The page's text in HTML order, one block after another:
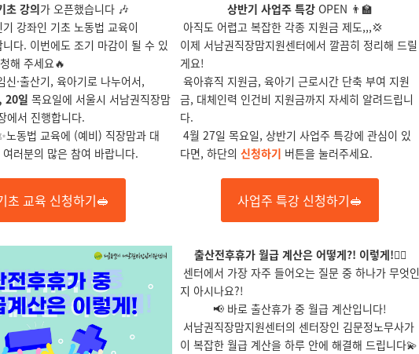
초 강의가 오픈했습니다 🎶
강좌인 기초 노동법 교육이
다. 이번에도 조기 마감이 될 수 있
해 주세요🔥
신·출산기, 육아기로 나누어서,
20일 목요일에 서울시 서남권직장맘
에서 진행합니다.
노동법 교육에 (예비) 직장맘과 대
러분의 많은 참여 바랍니다.
초 교육 신청하기🥪
상반기 사업주 특강 OPEN 👨‍🏫
아직도 어렵고 복잡한 각종 지원금 제도,,,💢
이제 서남권직장맘지원센터에서 깔끔히 정리해 드릴
게요!
육아휴직 지원금, 육아기 근로시간 단축 부여 지원
금, 대체인력 인건비 지원금까지 자세히 알려드립니
다.
4월 27일 목요일, 상반기 사업주 특강에 관심이 있
다면, 하단의 신청하기 버튼을 눌러주세요.
사업주 특강 신청하기🥪
출산전후휴가 월급 계산은 어떻게?! 이렇게!💁‍♀️
센터에서 가장 자주 들어오는 질문 중 하나가 무엇인
지 아시나요?!
📢 바로 출산휴가 중 월급 계산입니다!
서남권직장맘지원센터의 센터장인 김문정노무사가
이 복잡한 월급 계산을 하루 안에 해결해 드립니다💫